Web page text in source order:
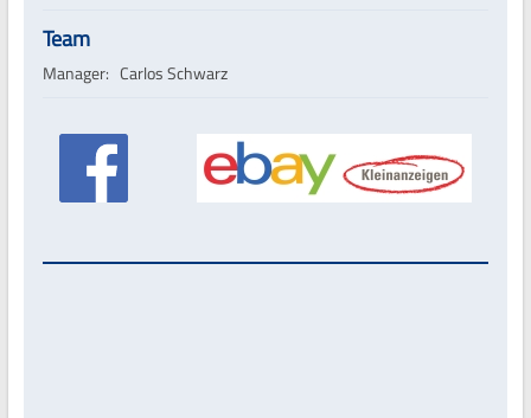
Team
Manager: Carlos Schwarz